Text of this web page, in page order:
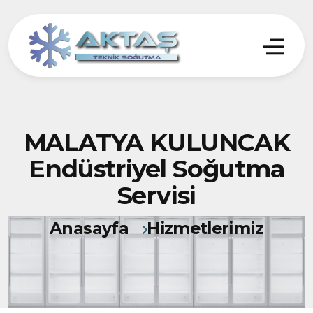
MALATYA KULUNCAK
Endüstriyel Soğutma
Servisi
Anasayfa Hizmetlerimiz